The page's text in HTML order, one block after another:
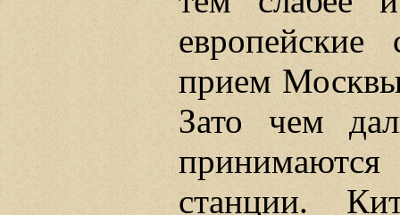
прием Москвы
Зато чем
станции.